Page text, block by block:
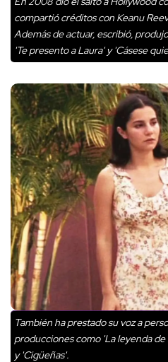
compartió créditos con Keanu
Además de actuar, escribió,
'Te presento a Laura' y 'Cásese
También ha prestado su voz a
producciones como 'La leyenda
y 'Cigüeñas'.